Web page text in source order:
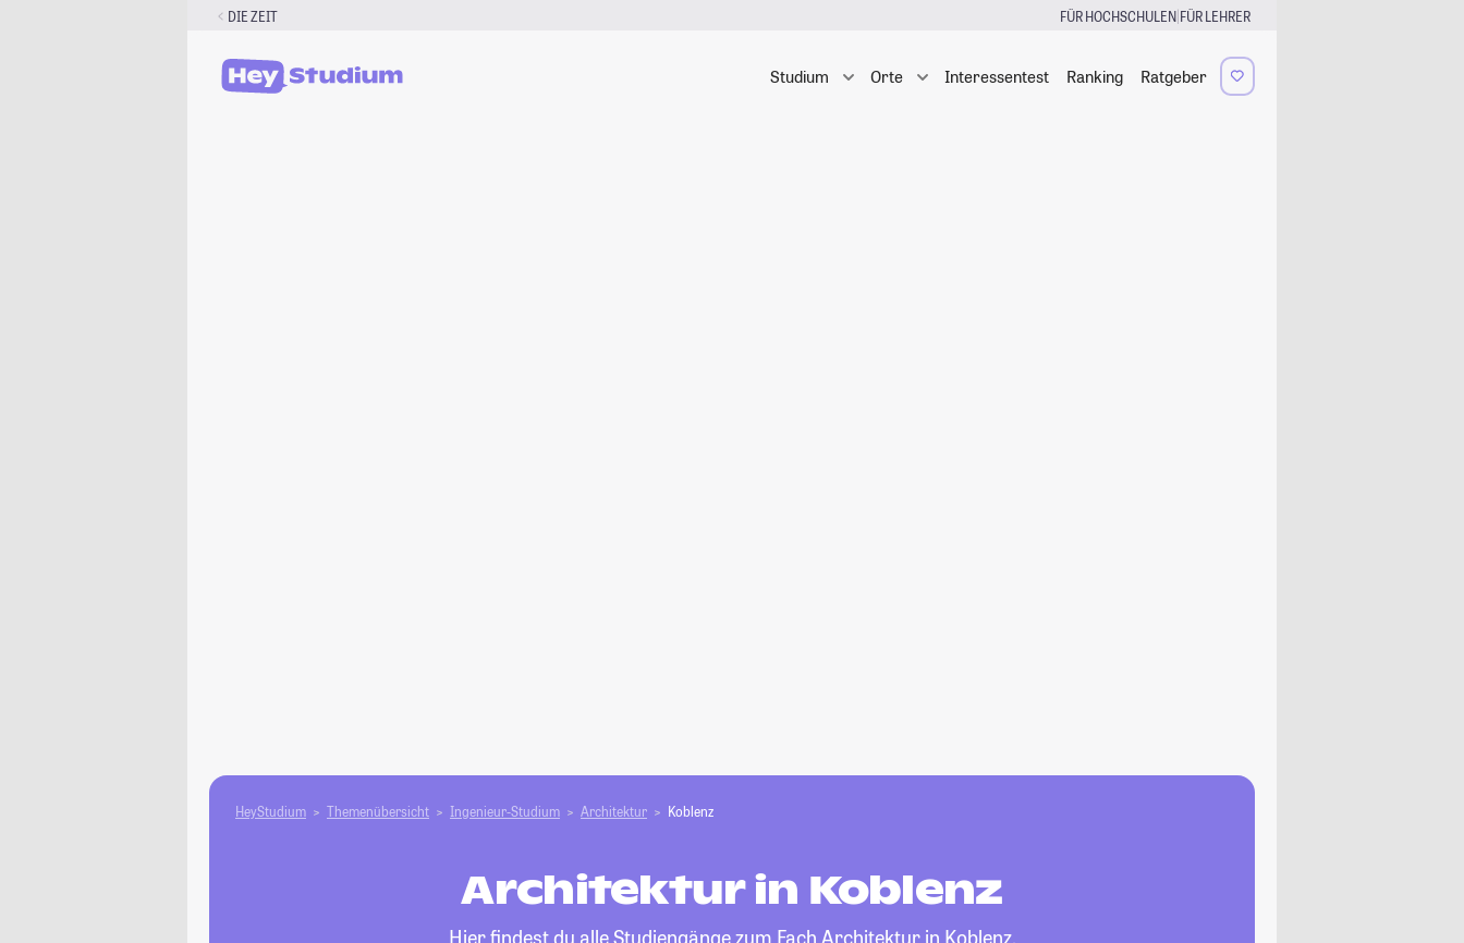
DIE ZEIT FÜR HOCHSCHULEN|FÜR LEHRER
Studium Orte Interessentest Ranking Ratgeber
HeyStudium Themenübersicht Ingenieur-Studium Architektur Koblenz
Architektur in Koblenz
Hier findest du alle Studiengänge zum Fach Architekturin Koblenz.